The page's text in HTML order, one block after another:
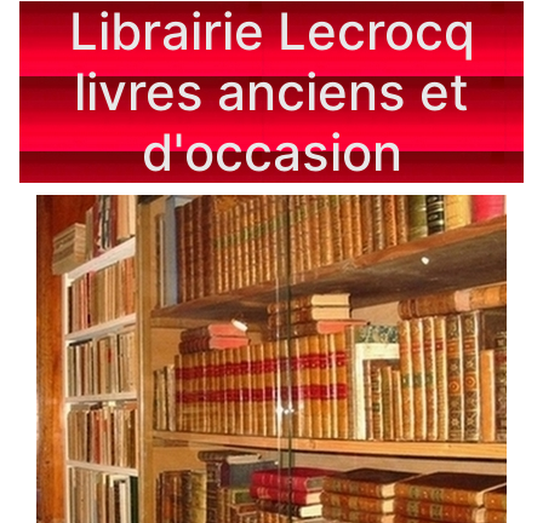
Librairie Lecrocq
livres anciens et
d'occasion